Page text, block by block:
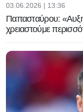
03.06.2026 | 13:36
Παπασταύρου:
χρειαστούμε